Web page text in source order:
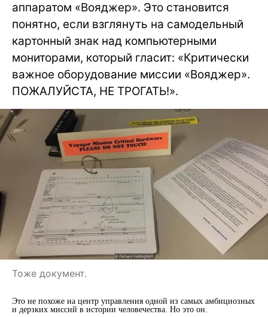
аппаратом «Вояджер». Это становится
понятно, если взглянуть на самодельный
картонный знак над компьютерными
мониторами, который гласит: «Критически
важное оборудование миссии «Вояджер».
ПОЖАЛУЙСТА, НЕ ТРОГАТЬ!».
Тоже документ.
Это не похоже на центр управления одной из самых амбициозных
и дерзких миссий в истории человечества. Но это он.